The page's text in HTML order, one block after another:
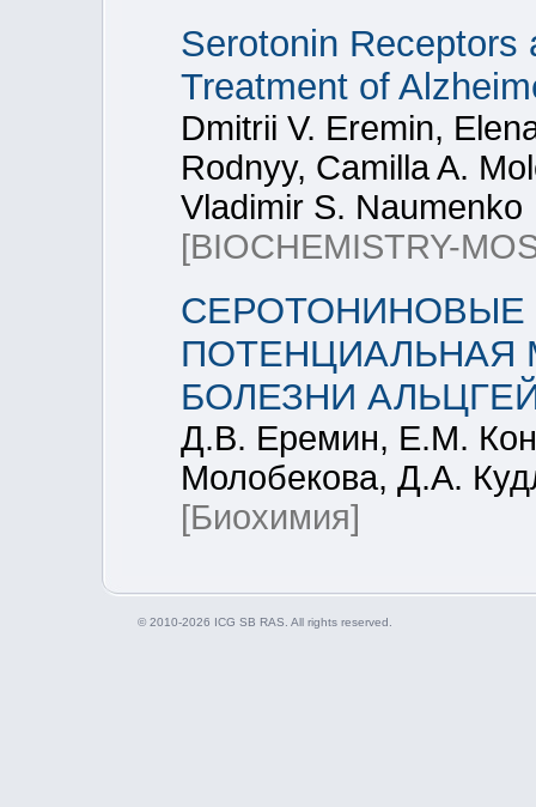
Serotonin Receptors
Treatment of
Dmitrii V. Eremin,
Rodnyy, Camilla A.
Vladimir S. Naumenko
[BIOCHEMISTRY-
СЕРОТОНИНОВЫЕ
ПОТЕНЦИАЛЬНАЯ
БОЛЕЗНИ
Д.В. Еремин, Е.М.
Молобекова, Д.А.
[Биохимия]
© 2010-2026 ICG SB RAS. All rights reserved.